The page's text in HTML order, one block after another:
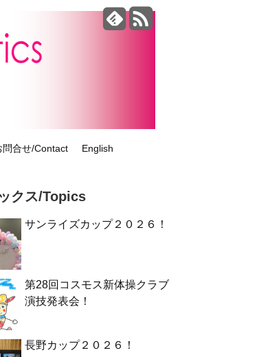
問合せ/Contact English
クス/Topics
サンライズカップ２０２６！
第28回コスモス新体操クラブ
演技発表会！
長野カップ２０２６！